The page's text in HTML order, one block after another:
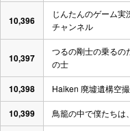
10,396
じんたんのゲーム実
チャンネル
10,397
つるの剛士の乗るの
の士
10,398 Haiken 廃墟遺構空撮
10,399 鳥籠の中で僕たちは、